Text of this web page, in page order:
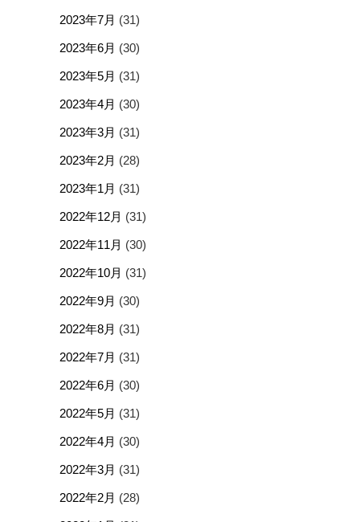
2023年7月 (31)
2023年6月 (30)
2023年5月 (31)
2023年4月 (30)
2023年3月 (31)
2023年2月 (28)
2023年1月 (31)
2022年12月 (31)
2022年11月 (30)
2022年10月 (31)
2022年9月 (30)
2022年8月 (31)
2022年7月 (31)
2022年6月 (30)
2022年5月 (31)
2022年4月 (30)
2022年3月 (31)
2022年2月 (28)